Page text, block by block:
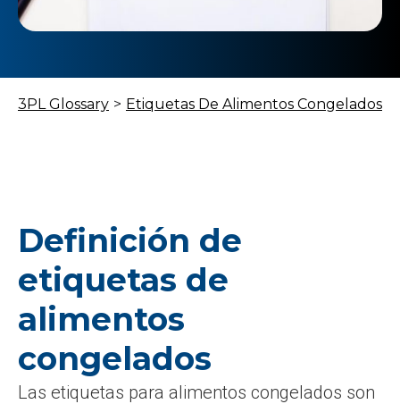
3PL Glossary > Etiquetas De Alimentos Congelados
Definición de
etiquetas de
alimentos
congelados
Las etiquetas para alimentos congelados son